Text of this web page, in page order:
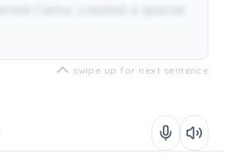
swipe up for next sentence